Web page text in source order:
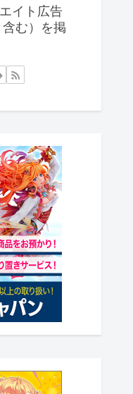
イト広告
含む）を掲